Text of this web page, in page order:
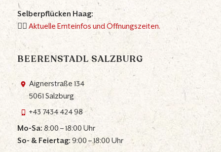
Selberpflücken Haag:
👉🏼Aktuelle Ernteinfos und Öffnungszeiten.
BEERENSTADL SALZBURG
Aignerstraße 134
5061 Salzburg
+43 7434 424 98
Mo-Sa:8:00 – 18:00 Uhr
So- & Feiertag:9:00 – 18:00 Uhr